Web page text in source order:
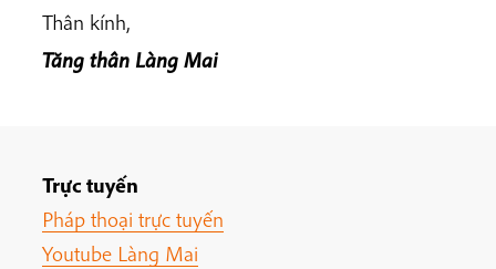
Thân kính,
Tăng thân Làng Mai
Trực tuyến
Pháp thoại trực tuyến
Youtube Làng Mai